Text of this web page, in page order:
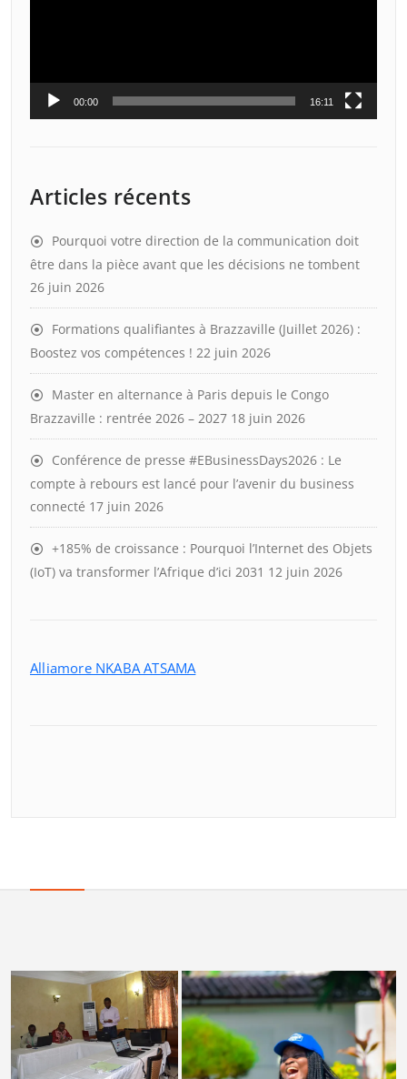
00:00 16:11
Articles récents
Pourquoi votre direction de la communication doit
être dans la pièce avant que les décisions ne tombent
26 juin 2026
Formations qualifiantes à Brazzaville (Juillet 2026) :
Boostez vos compétences ! 22 juin 2026
Master en alternance à Paris depuis le Congo
Brazzaville : rentrée 2026 – 2027 18 juin 2026
Conférence de presse #EBusinessDays2026 : Le
compte à rebours est lancé pour l’avenir du business
connecté 17 juin 2026
+185% de croissance : Pourquoi l’Internet des Objets
(IoT) va transformer l’Afrique d’ici 2031 12 juin 2026
Alliamore NKABA ATSAMA